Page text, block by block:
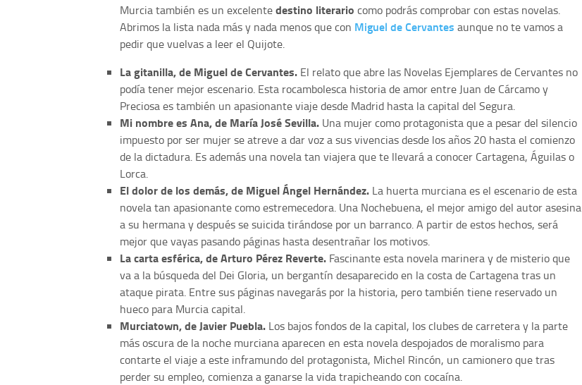
Murcia también es un excelentedestino literario como podrás comprobar con estas novelas.
Abrimos la lista nada más y nada menos que con Miguel de Cervantes aunque no te vamos a
pedir que vuelvas a leer el Quijote.
La gitanilla, de Miguel de Cervantes. El relato que abre las Novelas Ejemplares de Cervantes no
podía tener mejor escenario. Esta rocambolesca historia de amor entre Juan de Cárcamo y
Preciosa es también un apasionante viaje desde Madrid hasta la capital del Segura.
Mi nombre es Ana, de María José Sevilla. Una mujer como protagonista que a pesar del silencio
impuesto por ser mujer se atreve a dar voz a sus vivencias desde los años 20 hasta el comienzo
de la dictadura. Es además una novela tan viajera que te llevará a conocer Cartagena, Águilas o
Lorca.
El dolor de los demás, de Miguel Ángel Hernández. La huerta murciana es el escenario de esta
novela tan apasionante como estremecedora. Una Nochebuena, el mejor amigo del autor asesina
a su hermana y después se suicida tirándose por un barranco. A partir de estos hechos, será
mejor que vayas pasando páginas hasta desentrañar los motivos.
La carta esférica, de Arturo Pérez Reverte. Fascinante esta novela marinera y de misterio que
va a la búsqueda del Dei Gloria, un bergantín desaparecido en la costa de Cartagena tras un
ataque pirata. Entre sus páginas navegarás por la historia, pero también tiene reservado un
hueco para Murcia capital.
Murciatown, de Javier Puebla. Los bajos fondos de la capital, los clubes de carretera y la parte
más oscura de la noche murciana aparecen en esta novela despojados de moralismo para
contarte el viaje a este inframundo del protagonista, Michel Rincón, un camionero que tras
perder su empleo, comienza a ganarse la vida trapicheando con cocaína.